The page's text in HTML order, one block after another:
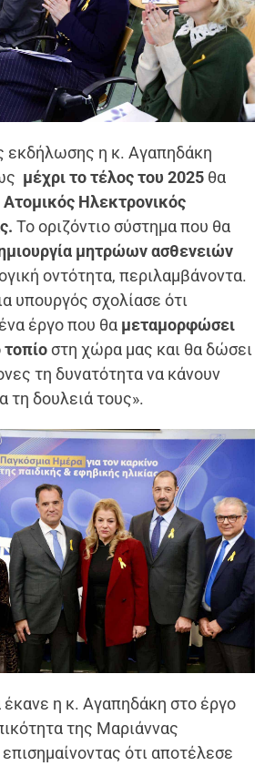
εκδήλωσης η κ. Αγαπηδάκη
μέχρι το τέλος του 2025 θα
Ατομικός Ηλεκτρονικός
Το οριζόντιο σύστημα που θα
μητρώων ασθενειών
οντότητα, περιλαμβάνοντα.
υπουργός σχολίασε ότι
έργο που θα μεταμορφώσει
τοπίο στη χώρα μας και θα δώσει
τη δυνατότητα να κάνουν
τη δουλειά τους».
έκανε η κ. Αγαπηδάκη στο έργο
της Μαριάννας
ότι αποτέλεσε